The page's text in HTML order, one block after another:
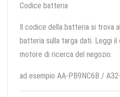
Codice batteria
Il codice della batteria si trova
batteria sulla targa dati. Leggi il
motore di ricerca del negozio.
ad esempio AA-PB9NC6B /